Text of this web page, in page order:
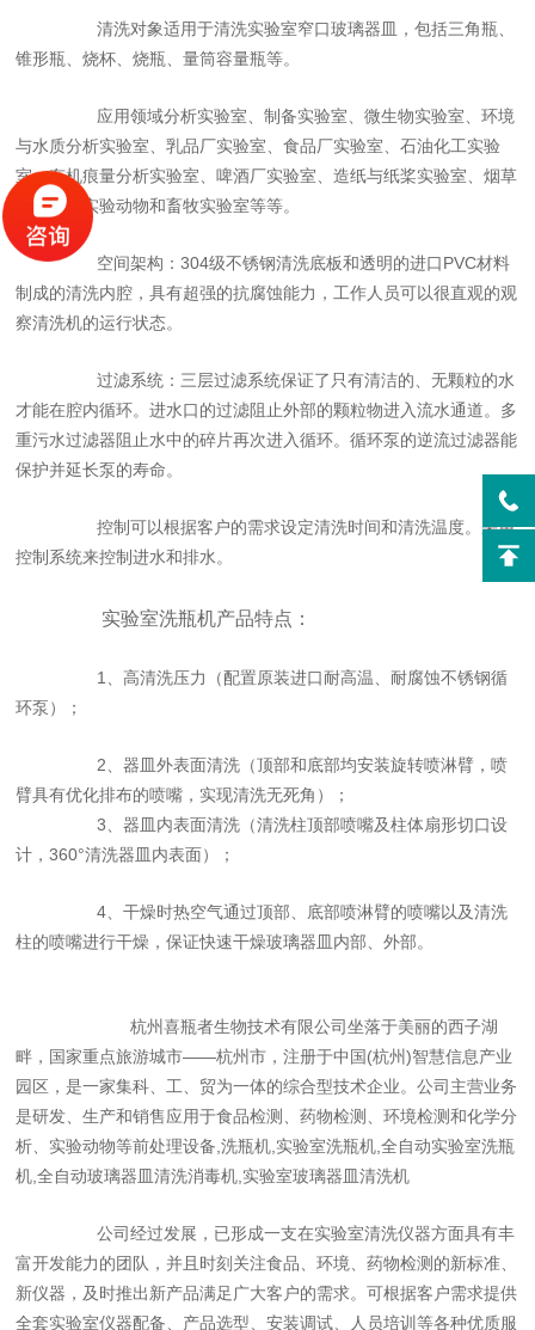
清洗对象适用于清洗实验室窄口玻璃器皿，包括三角瓶、
锥形瓶、烧杯、烧瓶、量筒容量瓶等。
应用领域分析实验室、制备实验室、微生物实验室、环境
与水质分析实验室、乳品厂实验室、食品厂实验室、石油化工实验
室、有机痕量分析实验室、啤酒厂实验室、造纸与纸桨实验室、烟草
实验室、实验动物和畜牧实验室等等。
空间架构：304级不锈钢清洗底板和透明的进口PVC材料
制成的清洗内腔，具有超强的抗腐蚀能力，工作人员可以很直观的观
察清洗机的运行状态。
过滤系统：三层过滤系统保证了只有清洁的、无颗粒的水
才能在腔内循环。进水口的过滤阻止外部的颗粒物进入流水通道。多
重污水过滤器阻止水中的碎片再次进入循环。循环泵的逆流过滤器能
保护并延长泵的寿命。
控制可以根据客户的需求设定清洗时间和清洗温度。采用
控制系统来控制进水和排水。
实验室洗瓶机产品特点：
1、高清洗压力（配置原装进口耐高温、耐腐蚀不锈钢循
环泵）；
2、器皿外表面清洗（顶部和底部均安装旋转喷淋臂，喷
臂具有优化排布的喷嘴，实现清洗无死角）；
3、器皿内表面清洗（清洗柱顶部喷嘴及柱体扇形切口设
计，360°清洗器皿内表面）；
4、干燥时热空气通过顶部、底部喷淋臂的喷嘴以及清洗
柱的喷嘴进行干燥，保证快速干燥玻璃器皿内部、外部。
杭州喜瓶者生物技术有限公司坐落于美丽的西子湖
畔，国家重点旅游城市——杭州市，注册于中国(杭州)智慧信息产业
园区，是一家集科、工、贸为一体的综合型技术企业。公司主营业务
是研发、生产和销售应用于食品检测、药物检测、环境检测和化学分
析、实验动物等前处理设备,洗瓶机,实验室洗瓶机,全自动实验室洗瓶
机,全自动玻璃器皿清洗消毒机,实验室玻璃器皿清洗机
公司经过发展，已形成一支在实验室清洗仪器方面具有丰
富开发能力的团队，并且时刻关注食品、环境、药物检测的新标准、
新仪器，及时推出新产品满足广大客户的需求。可根据客户需求提供
全套实验室仪器配备、产品选型、安装调试、人员培训等各种优质服